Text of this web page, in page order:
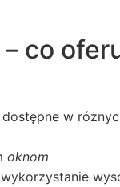
co
w
oknom